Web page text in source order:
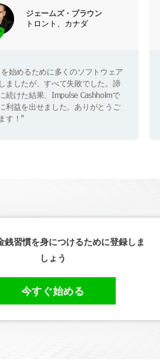
ジェームズ・ブラウン
トロント、カナダ
始めるために多くのソフトウェア
ましたが、すべて失敗でした。諦
続けた結果、Impulse Cashholmで
利益を出せました。ありがとうご
す！"
銭習慣を身につけるために登録しま
しょう
今すぐ始める